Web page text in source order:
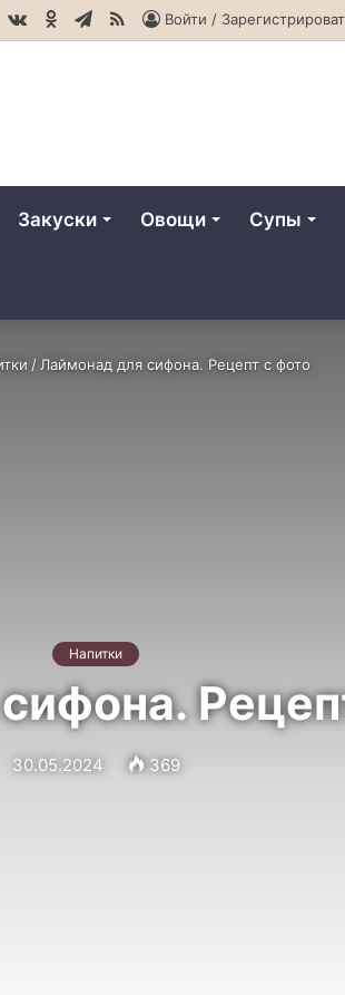
Войти /
RSS
Telegram
Одноклассники
vk.com
Закуски Овощи Супы
/ Лаймонад для сифона. Рецепт с фото
Напитки
30.05.2024 369